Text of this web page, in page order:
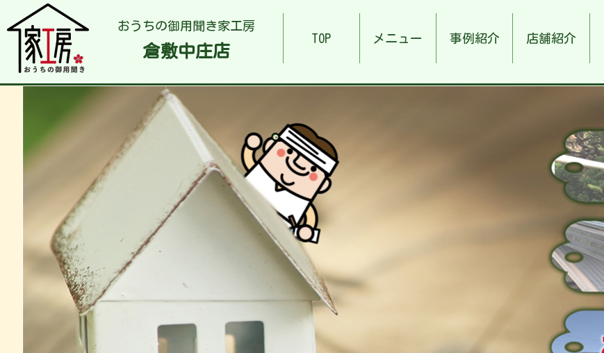
おうちの御用聞き家工房
倉敷中庄店
TOP メニュー 事例紹介 店舗紹介